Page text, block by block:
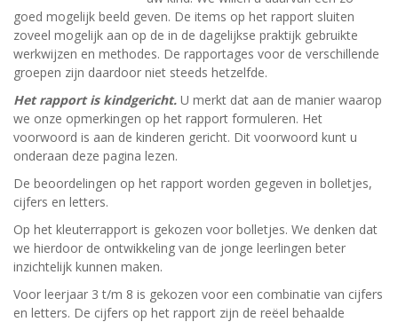
goed mogelijk beeld geven. De items op het rapport sluiten
zoveel mogelijk aan op de in de dagelijkse praktijk gebruikte
werkwijzen en methodes. De rapportages voor de verschillende
groepen zijn daardoor niet steeds hetzelfde.
Het rapport is kindgericht. U merkt dat aan de manier waarop
we onze opmerkingen op het rapport formuleren. Het
voorwoord is aan de kinderen gericht. Dit voorwoord kunt u
onderaan deze pagina lezen.
De beoordelingen op het rapport worden gegeven in bolletjes,
cijfers en letters.
Op het kleuterrapport is gekozen voor bolletjes. We denken dat
we hierdoor de ontwikkeling van de jonge leerlingen beter
inzichtelijk kunnen maken.
Voor leerjaar 3 t/m 8 is gekozen voor een combinatie van cijfers
en letters. De cijfers op het rapport zijn de reëel behaalde